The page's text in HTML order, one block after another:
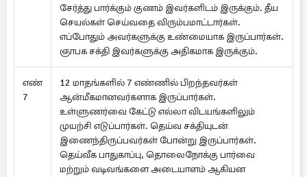
சேர்த்து பார்க்கும் குணம் இவர்களிடம் இருக்கும். தீய
செயல்கள் செய்வதை விரும்பமாட்டார்கள்.
எப்போதும் அவர்களுக்கு உண்மையாக இருப்பார்கள்.
ஞாபக சக்தி இவர்களுக்கு அதிகமாக இருக்கும்.
எண்
7
12 மாதங்களில் 7 எண்ணில் பிறந்தவர்கள்
ஆன்மீகமானவர்களாக இருப்பார்கள்.
உள்ளுணர்வை கேட்டு எல்லா விடயங்களிலும்
முயற்சி எடுப்பார்கள். தெய்வ சக்தியுடன்
இணைந்திருப்பவர்கள் போன்று இருப்பார்கள்.
தெய்வீக பாதுகாப்பு, தொலைநோக்கு பார்வை
மற்றும் வடிவங்களை அடையாளம் ஆகியன